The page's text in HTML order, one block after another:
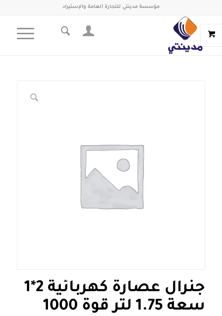
مؤسسة مدينتي للتجارة العامة والإستيراد
جنرال عصارة كهربائية 2*1
سعة 1.75 لتر قوة 1000